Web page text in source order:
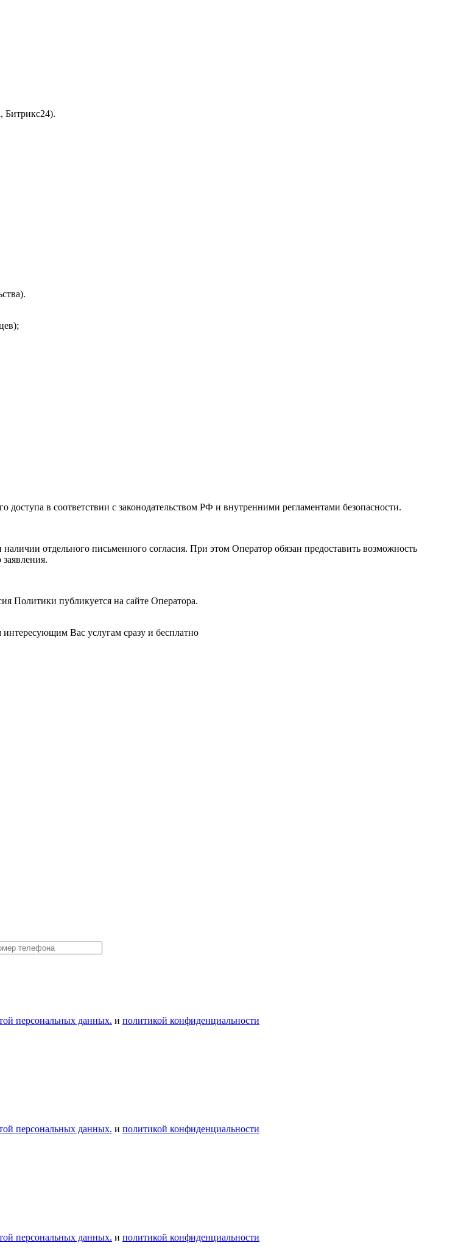
Битрикс24).
в соответствии с законодательством РФ и внутренними регламентами безопасности.
отдельного письменного согласия. При этом Оператор обязан предоставить возможность
Политики публикуется на сайте Оператора.
Вас услугам сразу и бесплатно
персональных данных. и политикой конфиденциальности
персональных данных. и политикой конфиденциальности
персональных данных. и политикой конфиденциальности